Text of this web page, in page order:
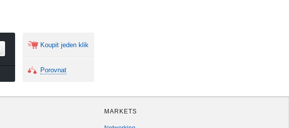
Koupit jeden klik
Porovnat
MARKETS